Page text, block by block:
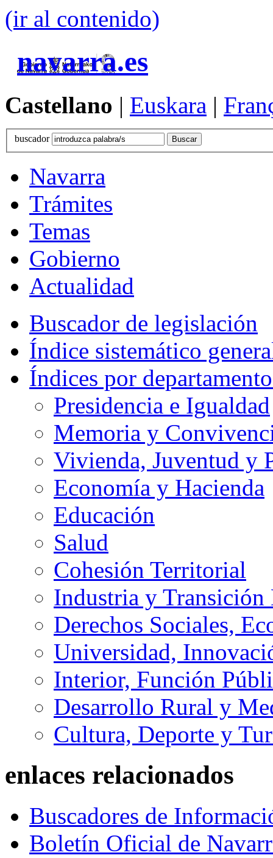
(ir al contenido)
navarra.es
Castellano | Euskara |
buscador
Navarra
Trámites
Temas
Gobierno
Actualidad
Buscador de legislación
Índice sistemático
Índices por
Presidencia e Igualdad
Memoria y
Vivienda, Juventud y
Economía y Hacienda
Educación
Salud
Cohesión Territorial
Industria y
Derechos Sociales,
Universidad,
Interior, Función
Desarrollo Rural y
Cultura, Deporte y
enlaces relacionados
Buscadores de
Boletín Oficial de